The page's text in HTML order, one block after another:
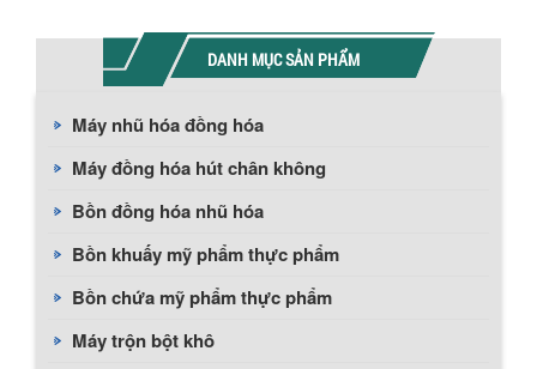
DANH MỤC SẢN PHẨM
Máy nhũ hóa đồng hóa
Máy đồng hóa hút chân không
Bồn đồng hóa nhũ hóa
Bồn khuấy mỹ phẩm thực phẩm
Bồn chứa mỹ phẩm thực phẩm
Máy trộn bột khô